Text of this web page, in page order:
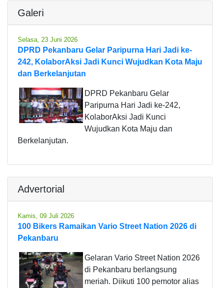
Galeri
Selasa, 23 Juni 2026
DPRD Pekanbaru Gelar Paripurna Hari Jadi ke-
242, KolaborAksi Jadi Kunci Wujudkan Kota Maju
dan Berkelanjutan
DPRD Pekanbaru Gelar
Paripurna Hari Jadi ke-242,
KolaborAksi Jadi Kunci
Wujudkan Kota Maju dan
Berkelanjutan.
Advertorial
Kamis, 09 Juli 2026
100 Bikers Ramaikan Vario Street Nation 2026 di
Pekanbaru
Gelaran Vario Street Nation 2026
di Pekanbaru berlangsung
meriah. Diikuti 100 pemotor alias